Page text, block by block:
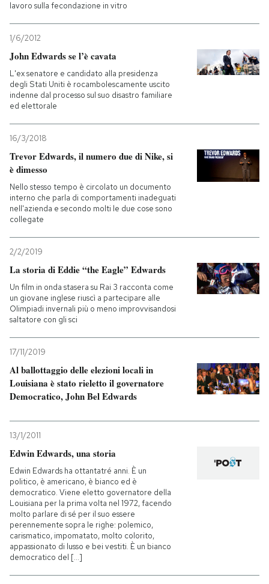
lavoro sulla fecondazione in vitro
1/6/2012
John Edwards se l’è cavata
L'ex senatore e candidato alla presidenza
degli Stati Uniti è rocambolescamente uscito
indenne dal processo sul suo disastro familiare
ed elettorale
16/3/2018
Trevor Edwards, il numero due di Nike, si
è dimesso
Nello stesso tempo è circolato un documento
interno che parla di comportamenti inadeguati
nell'azienda e secondo molti le due cose sono
collegate
2/2/2019
La storia di Eddie “the Eagle” Edwards
Un film in onda stasera su Rai 3 racconta come
un giovane inglese riuscì a partecipare alle
Olimpiadi invernali più o meno improvvisandosi
saltatore con gli sci
17/11/2019
Al ballottaggio delle elezioni locali in
Louisiana è stato rieletto il governatore
Democratico, John Bel Edwards
13/1/2011
Edwin Edwards, una storia
Edwin Edwards ha ottantatré anni. È un
politico, è americano, è bianco ed è
democratico. Viene eletto governatore della
Louisiana per la prima volta nel 1972, facendo
molto parlare di sé per il suo essere
perennemente sopra le righe: polemico,
carismatico, impomatato, molto colorito,
appassionato di lusso e bei vestiti. È un bianco
democratico del [...]